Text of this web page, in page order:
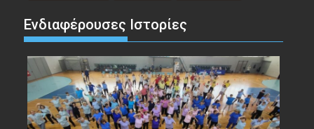
Ενδιαφέρουσες Ιστορίες